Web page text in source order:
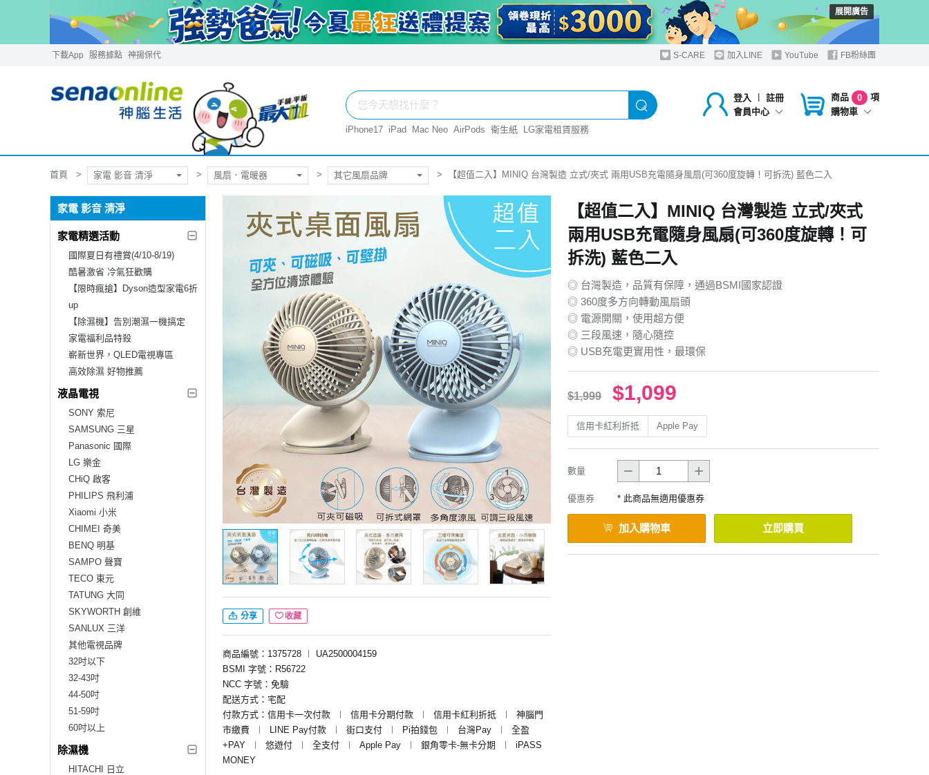
展開廣告
下載App 服務據點 神揚保代 S-CARE 加入LINE YouTube FB粉絲團
登入 ︱
註冊
會員中心
商品 0
項
購物車
iPhone17 iPad Mac Neo AirPods 衛生紙 LG家電租賃服務
首頁 家電 影音 清淨 風扇．電暖器 其它風扇品牌 【超值二入】MINIQ 台灣製造 立式/夾式 兩用USB充電隨身風扇(可360度旋轉！可拆洗) 藍色二入
家電 影音 清淨
家電精選活動
國際夏日有禮賞(4/10-8/19)
酷暑激省 冷氣狂歡購
【限時瘋搶】Dyson造型家電6折
up
【除濕機】告別潮濕一機搞定
家電福利品特殺
嶄新世界，QLED電視專區
高效除濕 好物推薦
液晶電視
SONY 索尼
SAMSUNG 三星
Panasonic 國際
LG 樂金
CHiQ 啟客
PHILIPS 飛利浦
Xiaomi 小米
CHIMEI 奇美
BENQ 明基
SAMPO 聲寶
TECO 東元
TATUNG 大同
SKYWORTH 創維
SANLUX 三洋
其他電視品牌
32吋以下
32-43吋
44-50吋
51-59吋
60吋以上
除濕機
HITACHI 日立
分享 收藏
商品編號：1375728 ︱
UA2500004159
BSMI 字號：R56722
NCC 字號：免驗
配送方式：宅配
付款方式：信用卡一次付款
︱ 信用卡分期付款 ︱ 信用卡紅利折抵 ︱
神腦門
市繳費
︱ LINE Pay付款 ︱ 街口支付 ︱ Pi拍錢包 ︱ 台灣Pay ︱
全盈
+PAY
︱ 悠遊付 ︱ 全支付 ︱ Apple Pay ︱ 銀角零卡-無卡分期 ︱
iPASS
MONEY
【超值二入】MINIQ 台灣製造 立式/夾式
兩用USB充電隨身風扇(可360度旋轉！可
拆洗) 藍色二入
◎ 台灣製造，品質有保障，通過BSMI國家認證
◎ 360度多方向轉動風扇頭
◎ 電源開關，使用超方便
◎ 三段風速，隨心隨控
◎ USB充電更實用性，最環保
$1,999 $1,099
信用卡紅利折抵 Apple Pay
數量
優惠券 * 此商品無適用優惠券
加入購物車 立即購買